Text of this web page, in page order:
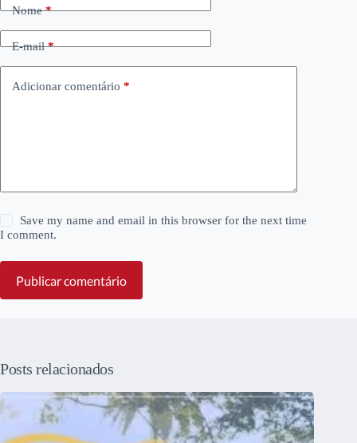
Nome*
E-mail*
Adicionar comentário *
Save my name and email in this browser for the next time
I comment.
Publicar comentário
Posts relacionados